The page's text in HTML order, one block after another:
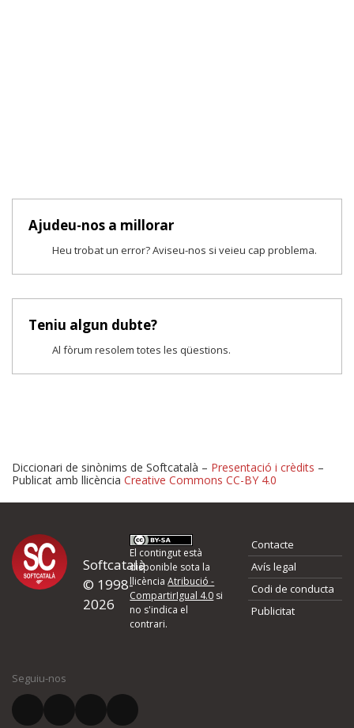
Ajudeu-nos a millorar
Heu trobat un error? Aviseu-nos si veieu cap problema.
Teniu algun dubte?
Al fòrum resolem totes les qüestions.
Proposeu-nos millores o
d'errors
Si heu trobat un error o voleu proposar alguna millora, ompliu els
quina és la millora que proposeu o l'error del qual voleu informar-
El vostre correu electrònic *
Diccionari de sinònims de Softcatalà – Presentació i crèdits –
Publicat amb llicència Creative Commons CC-BY 4.0
Softcatalà
© 1998-
2026
El contingut està
disponible sota la
llicènciaAtribució -
CompartirIgual 4.0 si
no s'indica el
contrari.
Contacte
Avís legal
Codi de conducta
Publicitat
Seguiu-nos